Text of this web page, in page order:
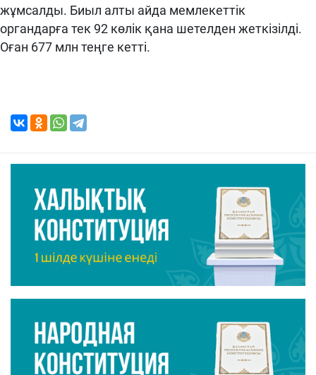
жұмсалды. Биыл алты айда мемлекеттік
органдарға тек 92 көлік қана шетелден жеткізілді.
Оған 677 млн теңге кетті.